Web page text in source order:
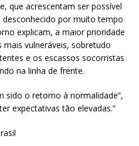
que acrescentam ser possível
por muito tempo
explicam, a maior prioridade
vulneráveis, sobretudo
e os escassos socorristas
na linha de frente.
sido o retorno à normalidade”,
expectativas tão elevadas.”